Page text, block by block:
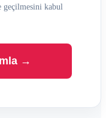
geçilmesini kabul
→